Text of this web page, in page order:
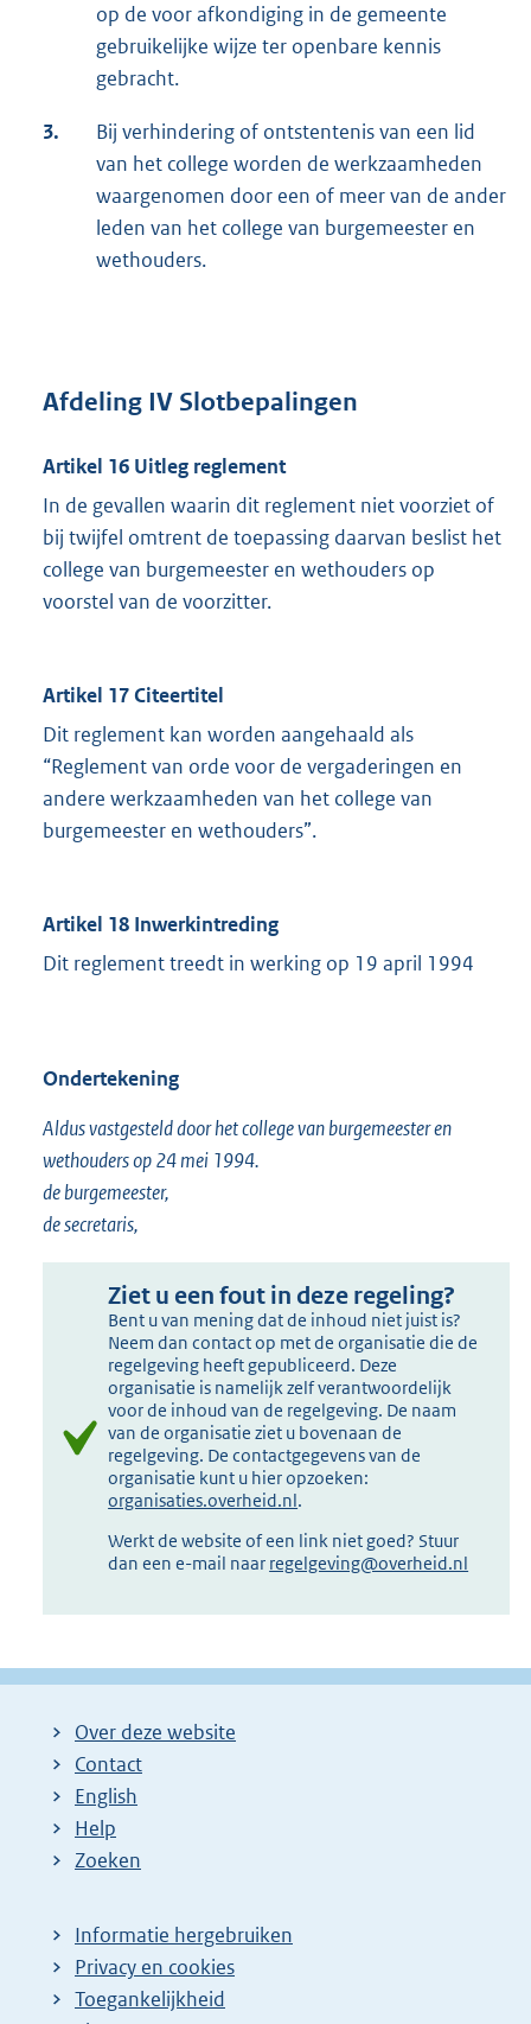
op de voor afkondiging in de gemeente
gebruikelijke wijze ter openbare kennis
gebracht.
3.
Bij verhindering of ontstentenis van een lid
van het college worden de werkzaamheden
waargenomen door een of meer van de ander
leden van het college van burgemeester en
wethouders.
Afdeling IV Slotbepalingen
Artikel 16 Uitleg reglement
In de gevallen waarin dit reglement niet voorziet of
bij twijfel omtrent de toepassing daarvan beslist het
college van burgemeester en wethouders op
voorstel van de voorzitter.
Artikel 17 Citeertitel
Dit reglement kan worden aangehaald als
“Reglement van orde voor de vergaderingen en
andere werkzaamheden van het college van
burgemeester en wethouders”.
Artikel 18 Inwerkintreding
Dit reglement treedt in werking op 19 april 1994
Ondertekening
Aldus vastgesteld door het college van burgemeester en
wethouders op 24 mei 1994.
de burgemeester,
de secretaris,
Ziet u een fout in deze regeling?
Bent u van mening dat de inhoud niet juist is?
Neem dan contact op met de organisatie die de
regelgeving heeft gepubliceerd. Deze
organisatie is namelijk zelf verantwoordelijk
voor de inhoud van de regelgeving. De naam
van de organisatie ziet u bovenaan de
regelgeving. De contactgegevens van de
organisatie kunt u hier opzoeken:
organisaties.overheid.nl.
Werkt de website of een link niet goed? Stuur
dan een e-mail naar regelgeving@overheid.nl
Over deze website
Contact
English
Help
Zoeken
Informatie hergebruiken
Privacy en cookies
Toegankelijkheid